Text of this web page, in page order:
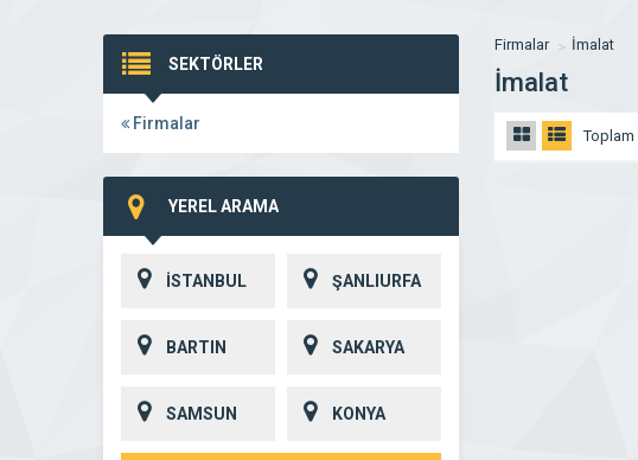
SEKTÖRLER
Firmalar
YEREL ARAMA
İSTANBUL ŞANLIURFA
BARTIN SAKARYA
SAMSUN KONYA
Firmalar İmalat
İmalat
Toplam